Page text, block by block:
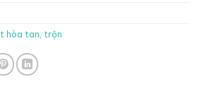
hòa tan, trộn